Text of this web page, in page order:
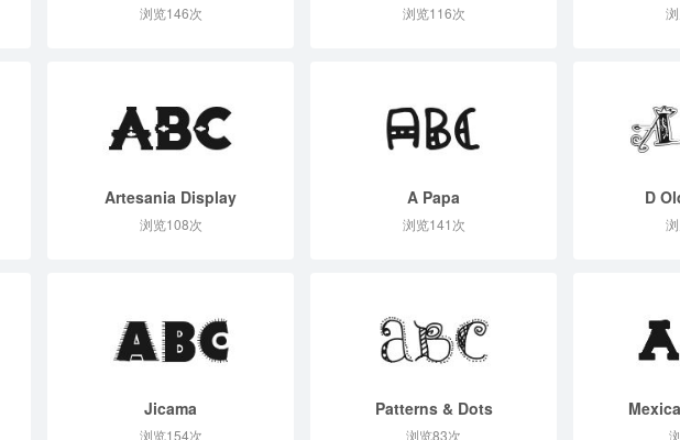
浏览146次 浏览116次
Artesania Display
浏览108次
A Papa
浏览141次
D
Jicama
浏览154次
Patterns & Dots
浏览83次